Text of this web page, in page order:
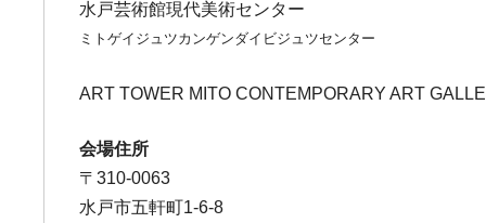
水戸芸術館現代美術センター
ミトゲイジュツカンゲンダイビジュツセンター
ART TOWER MITO CONTEMPORARY ART
会場住所
〒310-0063
水戸市五軒町1-6-8